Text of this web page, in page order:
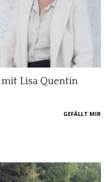
Lisa Quentin
GEFÄLLT MIR